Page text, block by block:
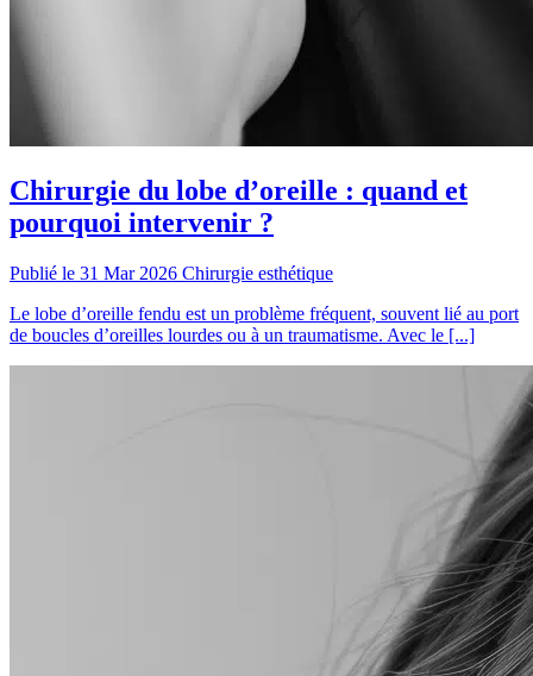
Chirurgie du lobe d’oreille : quand et
pourquoi intervenir ?
Publié le 31 Mar 2026 Chirurgie esthétique
Le lobe d’oreille fendu est un problème fréquent, souvent lié au port
de boucles d’oreilles lourdes ou à un traumatisme. Avec le [...]